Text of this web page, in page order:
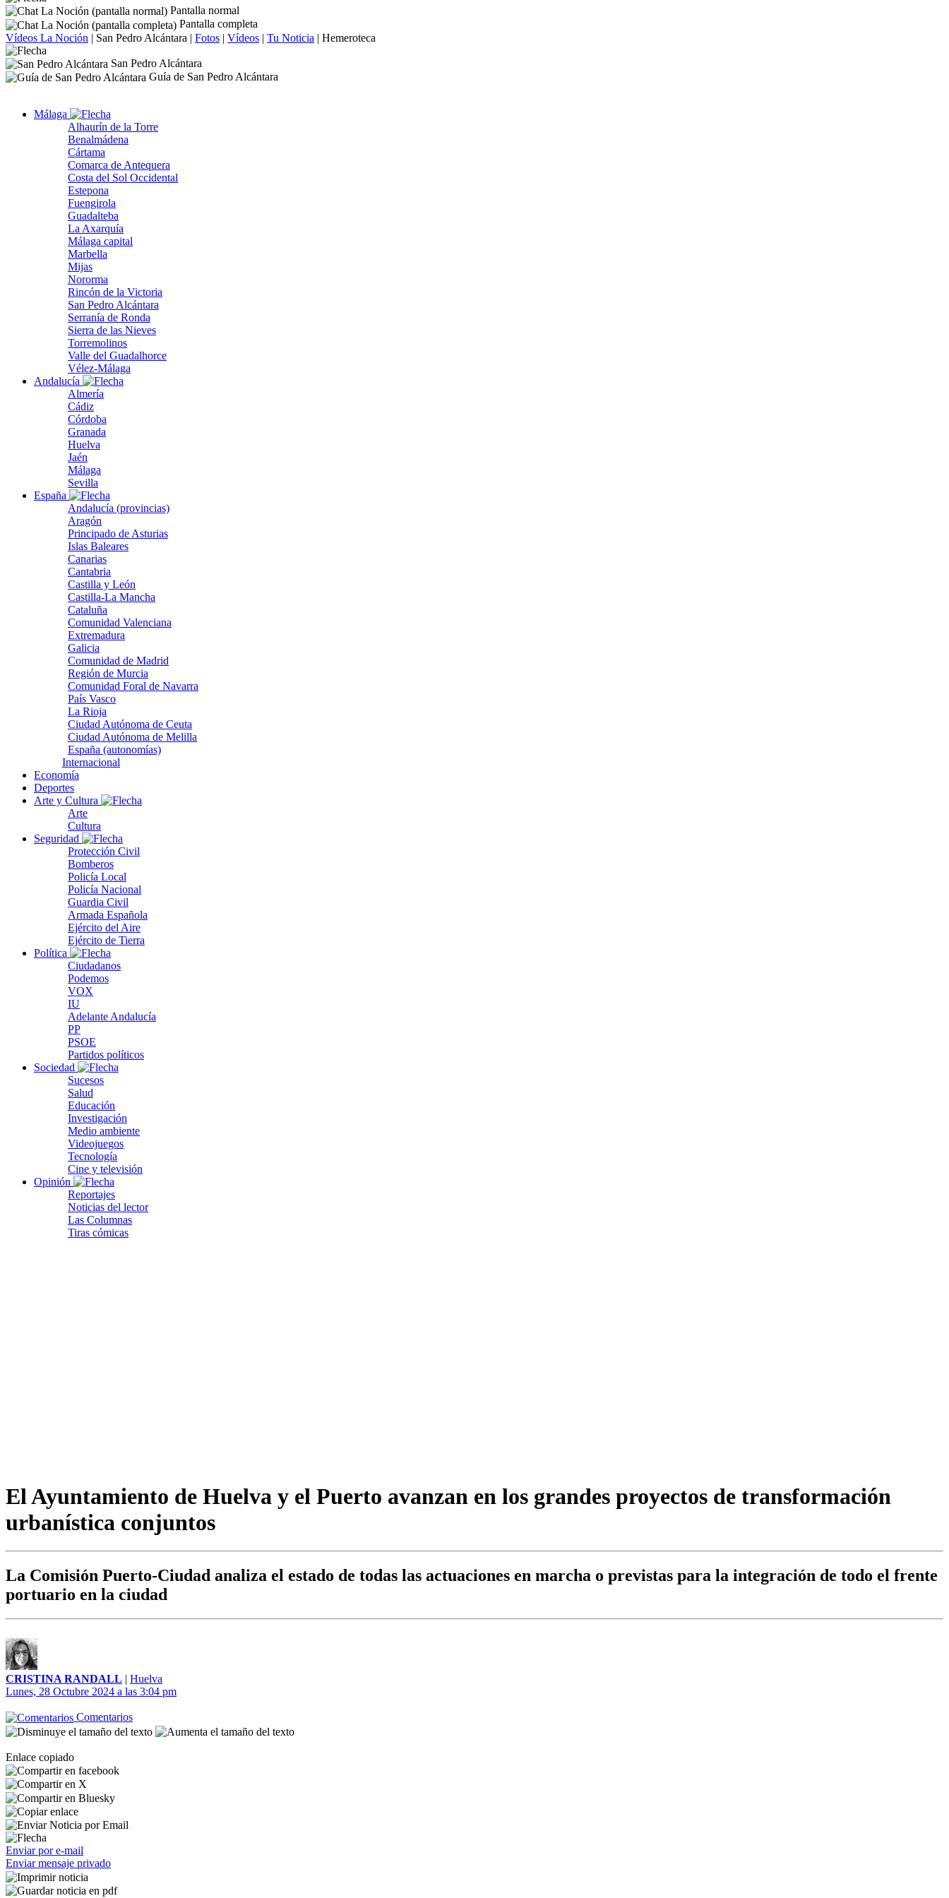
Pantalla normal
Pantalla completa
Vídeos La Noción | San Pedro Alcántara | Fotos | Vídeos | Tu Noticia | Hemeroteca
San Pedro Alcántara
Guía de San Pedro Alcántara
Málaga
Alhaurín de la Torre
Benalmádena
Cártama
Comarca de Antequera
Costa del Sol Occidental
Estepona
Fuengirola
Guadalteba
La Axarquía
Málaga capital
Marbella
Mijas
Nororma
Rincón de la Victoria
San Pedro Alcántara
Serranía de Ronda
Sierra de las Nieves
Torremolinos
Valle del Guadalhorce
Vélez-Málaga
Andalucía
Almería
Cádiz
Córdoba
Granada
Huelva
Jaén
Málaga
Sevilla
España
Andalucía (provincias)
Aragón
Principado de Asturias
Islas Baleares
Canarias
Cantabria
Castilla y León
Castilla-La Mancha
Cataluña
Comunidad Valenciana
Extremadura
Galicia
Comunidad de Madrid
Región de Murcia
Comunidad Foral de Navarra
País Vasco
La Rioja
Ciudad Autónoma de Ceuta
Ciudad Autónoma de Melilla
España (autonomías)
Internacional
Economía
Deportes
Arte y Cultura
Arte
Cultura
Seguridad
Protección Civil
Bomberos
Policía Local
Policía Nacional
Guardia Civil
Armada Española
Ejército del Aire
Ejército de Tierra
Política
Ciudadanos
Podemos
VOX
IU
Adelante Andalucía
PP
PSOE
Partidos políticos
Sociedad
Sucesos
Salud
Educación
Investigación
Medio ambiente
Videojuegos
Tecnología
Cine y televisión
Opinión
Reportajes
Noticias del lector
Las Columnas
Tiras cómicas
El Ayuntamiento de Huelva y el Puerto avanzan en los grandes proyectos de transformación
urbanística conjuntos
La Comisión Puerto-Ciudad analiza el estado de todas las actuaciones en marcha o previstas para la integración de todo el frente
portuario en la ciudad
CRISTINA RANDALL | Huelva
Lunes, 28 Octubre 2024 a las 3:04 pm
Comentarios
Enlace copiado
Enviar por e-mail
Enviar mensaje privado